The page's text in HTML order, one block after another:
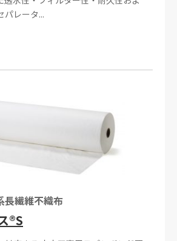
パレータ...
長繊維不織布
®S